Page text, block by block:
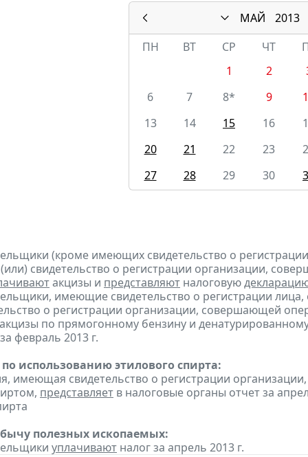
МАЙ
2013
ПН
ВТ СР ЧТ
1
2
6
7 8* 9
13
14 15 16
20
21 22 23
27
28 29 30
(кроме имеющих свидетельство о
свидетельство о регистрации организации,
акцизы и представляют налоговую
имеющие свидетельство о регистрации
о регистрации организации, совершающей
по прямогонному бензину и
февраль 2013 г.
использованию этилового спирта:
имеющая свидетельство о регистрации
представляет в налоговые органы отчет за
полезных ископаемых:
уплачивают налог за апрель 2013 г.